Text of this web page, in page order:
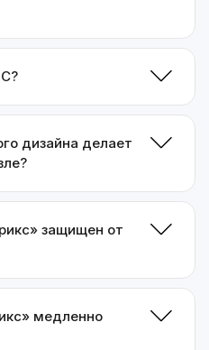
дизайна делает
защищен от
медленно